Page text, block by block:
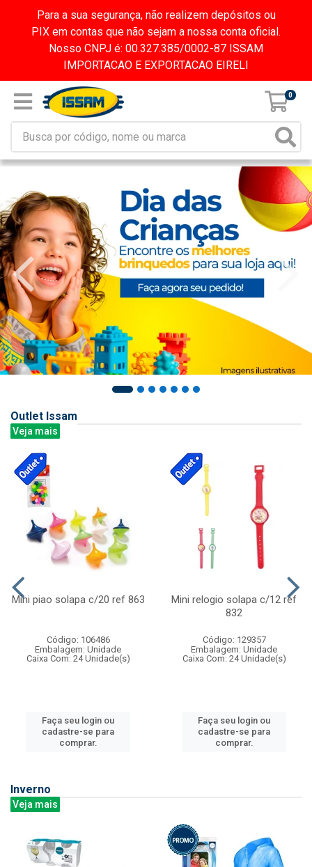
Para a sua segurança, não realizem depósitos ou
PIX em contas que não sejam a nossa conta oficial.
Nosso CNPJ é: 00.327.385/0002-87 ISSAM
IMPORTACAO E EXPORTACAO EIRELI
0
Outlet Issam
Veja mais
Mini piao solapa c/20 ref 863
Código: 106486
Embalagem: Unidade
Caixa Com: 24 Unidade(s)
Faça seu login ou
cadastre-se para
comprar.
Mini relogio solapa c/12 ref
832
Código: 129357
Embalagem: Unidade
Caixa Com: 24 Unidade(s)
Faça seu login ou
cadastre-se para
comprar.
Inverno
Veja mais